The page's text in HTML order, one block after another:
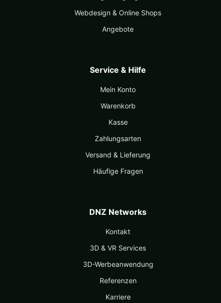
Webdesign & Online Shops
Angebote
Service & Hilfe
Mein Konto
Warenkorb
Kasse
Zahlungsarten
Versand & Lieferung
Häufige Fragen
DNZ Networks
Kontakt
3D & VR Services
3D-Werbeanwendung
Referenzen
Karriere